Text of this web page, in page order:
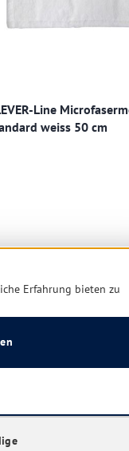
Line
weiss 50 cm
Ab
Erfahrung bieten zu